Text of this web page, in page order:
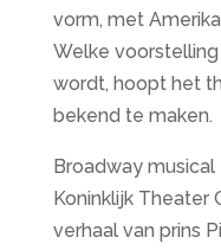
vorm, met
Welke
wordt, hoopt het
bekend te maken.
Broadway
Koninklijk Theater
verhaal van prins